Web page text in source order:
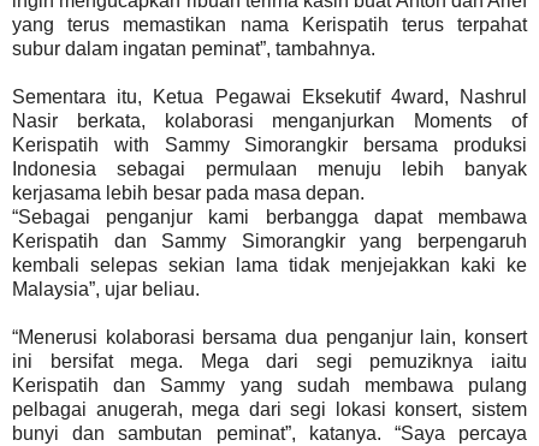
yang terus memastikan nama Kerispatih terus terpahat
subur dalam ingatan peminat”, tambahnya.
Sementara itu, Ketua Pegawai Eksekutif 4ward, Nashrul
Nasir berkata, kolaborasi menganjurkan
Moments of
Kerispatih with Sammy Simorangkir bersama produksi
Indonesia sebagai permulaan menuju lebih banyak
kerjasama lebih besar pada masa depan.
“Sebagai penganjur kami berbangga dapat membawa
Kerispatih dan Sammy Simorangkir yang berpengaruh
kembali selepas sekian lama tidak menjejakkan kaki ke
Malaysia”, ujar beliau.
“Menerusi kolaborasi bersama dua penganjur lain, konsert
ini bersifat mega. Mega dari segi pemuziknya iaitu
Kerispatih dan Sammy yang sudah membawa pulang
pelbagai anugerah, mega dari segi lokasi konsert, sistem
bunyi dan sambutan peminat”, katanya. “Saya percaya